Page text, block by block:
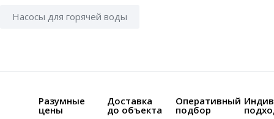
Насосы для горячей воды
Разумные
цены
Доставка
до объекта
Оперативный
подбор